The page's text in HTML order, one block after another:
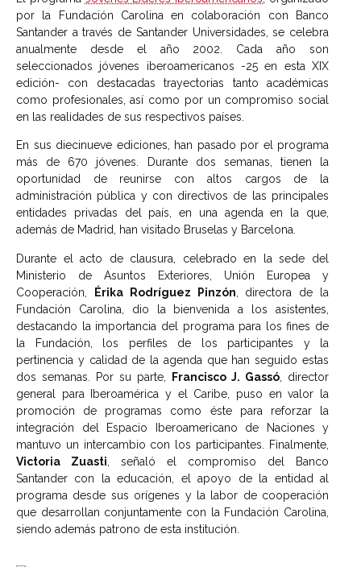
por la Fundación Carolina en colaboración con Banco
Santander a través de Santander Universidades, se celebra
anualmente desde el año 2002. Cada año son
seleccionados jóvenes iberoamericanos -25 en esta XIX
edición- con destacadas trayectorias tanto académicas
como profesionales, así como por un compromiso social
en las realidades de sus respectivos países.
En sus diecinueve ediciones, han pasado por el programa
más de 670 jóvenes. Durante dos semanas, tienen la
oportunidad de reunirse con altos cargos de la
administración pública y con directivos de las principales
entidades privadas del país, en una agenda en la que,
además de Madrid, han visitado Bruselas y Barcelona.
Durante el acto de clausura, celebrado en la sede del
Ministerio de Asuntos Exteriores, Unión Europea y
Cooperación,
Érika Rodríguez Pinzón , directora de la
Fundación Carolina, dio la bienvenida a los asistentes,
destacando la importancia del programa para los fines de
la Fundación, los perfiles de los participantes y la
pertinencia y calidad de la agenda que han seguido estas
dos semanas. Por su parte,
Francisco J. Gassó , director
general para Iberoamérica y el Caribe, puso en valor la
promoción de programas como éste para reforzar la
integración del Espacio Iberoamericano de Naciones y
mantuvo un intercambio con los participantes. Finalmente,
Victoria Zuasti , señaló el compromiso del Banco
Santander con la educación, el apoyo de la entidad al
programa desde sus orígenes y la labor de cooperación
que desarrollan conjuntamente con la Fundación Carolina,
siendo además patrono de esta institución.